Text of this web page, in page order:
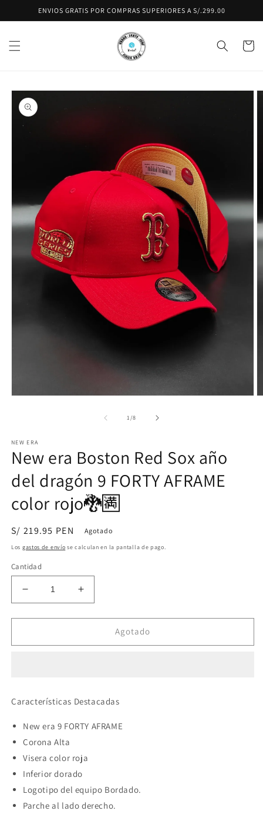
directamente
al contenido
ENVIOS GRATIS POR COMPRAS SUPERIORES A S/.299.00
Carrito
directamente
a la
información
una
ventana
modal
1/de
8
NEW ERA
New era Boston Red Sox año
del dragón 9 FORTY AFRAME
color rojo🐉🈵
Precio
habitual
S/ 219.95 PEN Agotado
Los gastos de envío se calculan en la pantalla de pago.
Cantidad
Reducir
cantidad
para
era
del
9
FORTY
AFRAME
rojo
🐉
🈵
Aumentar
cantidad
para
era
del
9
AFRAME
color
rojo
🐉
🈵
Agotado
Características Destacadas
New era 9 FORTY AFRAME
Corona Alta
Visera color roja
Inferior dorado
Logotipo del equipo Bordado.
Parche al lado derecho.